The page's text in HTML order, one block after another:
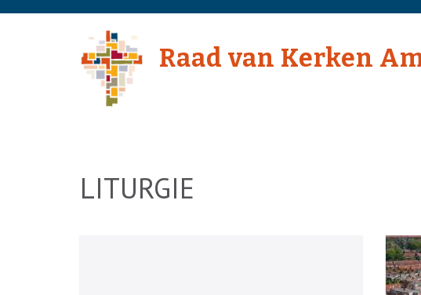
Skip
Raad van Kerken
LITURGIE